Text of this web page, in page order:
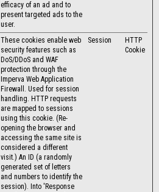
efficacy of an ad and to
present targeted ads to the
user.
These cookies enable web
security features such as
DoS/DDoS and WAF
protection through the
Imperva Web Application
Firewall. Used for session
handling. HTTP requests
are mapped to sessions
using this cookie. (Re-
opening the browser and
accessing the same site is
considered a different
visit.) An ID (a randomly
generated set of letters
and numbers to identify the
session). Into 'Response
Session
HTTP
Cookie